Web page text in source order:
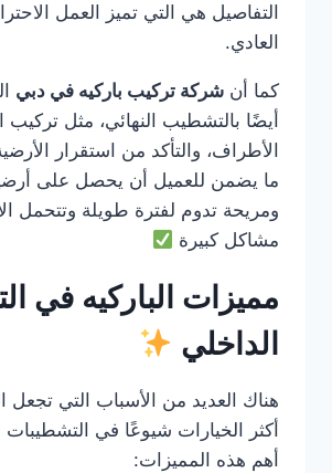
التفاصيل هي التي تميز العمل
العادي.
كما أن شركة تركيب باركيه في دبي
أيضًا بالتشطيب النهائي، مثل تركيب
الأطراف، والتأكد من استقرار
ما يضمن للعميل أن يحصل على
ومريحة تدوم لفترة طويلة وتتحمل
مشاكل كبيرة
مميزات الباركيه في
الداخلي
هناك العديد من الأسباب التي تجعل
أكثر الخيارات شيوعًا في التشطيبات
أهم هذه المميزات: